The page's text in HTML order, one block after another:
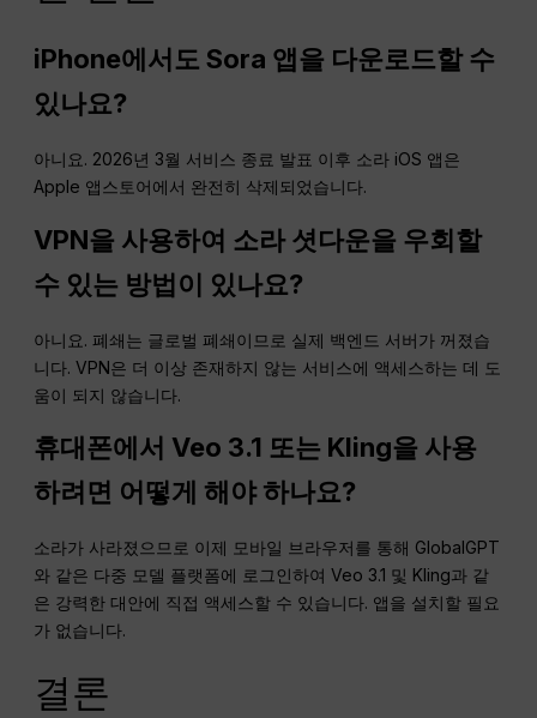
iPhone에서도 Sora 앱을 다운로드할 수
있나요?
아니요. 2026년 3월 서비스 종료 발표 이후 소라 iOS 앱은
Apple 앱스토어에서 완전히 삭제되었습니다.
VPN을 사용하여 소라 셧다운을 우회할
수 있는 방법이 있나요?
아니요. 폐쇄는 글로벌 폐쇄이므로 실제 백엔드 서버가 꺼졌습
니다. VPN은 더 이상 존재하지 않는 서비스에 액세스하는 데 도
움이 되지 않습니다.
휴대폰에서 Veo 3.1 또는 Kling을 사용
하려면 어떻게 해야 하나요?
소라가 사라졌으므로 이제 모바일 브라우저를 통해 GlobalGPT
와 같은 다중 모델 플랫폼에 로그인하여 Veo 3.1 및 Kling과 같
은 강력한 대안에 직접 액세스할 수 있습니다. 앱을 설치할 필요
가 없습니다.
결론